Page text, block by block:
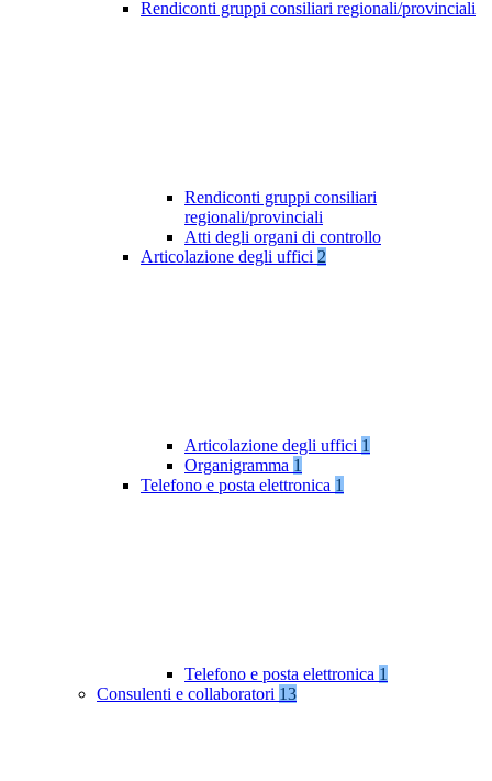
Rendiconti gruppi consiliari regionali/provinciali
Rendiconti gruppi consiliari
regionali/provinciali
Atti degli organi di controllo
Articolazione degli uffici 2
Articolazione degli uffici 1
Organigramma 1
Telefono e posta elettronica 1
Telefono e posta elettronica 1
Consulenti e collaboratori 13